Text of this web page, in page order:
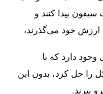
پیدا کنند و
ارزش خود می‌گذرند،
دارد که با
را حل کرد، بدون این
ببرند.